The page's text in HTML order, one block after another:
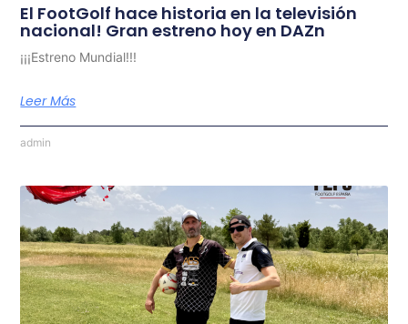
El FootGolf hace historia en la televisión
nacional! Gran estreno hoy en DAZn
¡¡¡Estreno Mundial!!!
Leer Más
admin